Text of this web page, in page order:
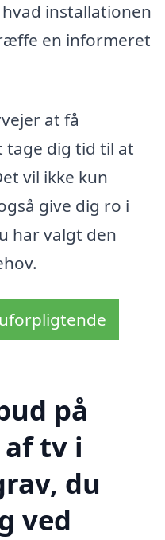
installationen
en informeret
at få
dig tid til at
vil ikke kun
give dig ro i
har valgt den
på
tv i
du
ved